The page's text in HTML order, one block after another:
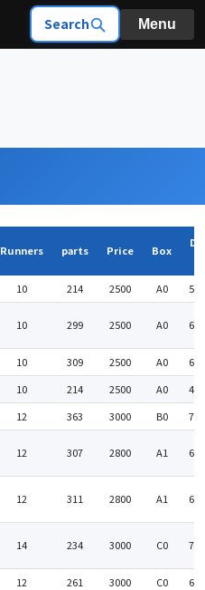
Search Menu
Runners parts Price Box
10 214 2500 A0 52
10 299 2500 A0 60
10 309 2500 A0 63
10 214 2500 A0 49
12 363 3000 B0 77
12 307 2800 A1 63
12 311 2800 A1 62
14 234 3000 C0 70
12 261 3000 C0 63